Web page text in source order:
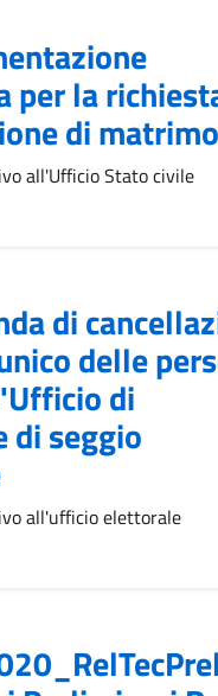
per la
di
all'Ufficio Stato civile
di
delle
di
di seggio
all'ufficio elettorale